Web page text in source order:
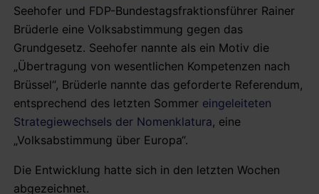
Seehofer und FDP-Bundestagsfraktionsführer Rainer
Brüderle eine Volksabstimmung gegen das
Grundgesetz. Seehofer nannte als ein Motiv die
„Übertragung von wesentlichen Kompetenzen nach
Brüssel“, Brüderle nannte das geforderte Referendum,
entsprechend des letzten Sommer eingeleiteten
Strategiewechsels der Nomenklatura, eine
„Volksabstimmung über Europa“.
Die Entwicklung hatte sich in den letzten Wochen
abgezeichnet.